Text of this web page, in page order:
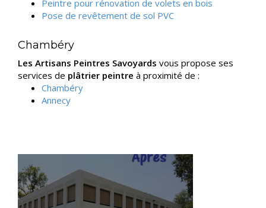
Peintre pour rénovation de volets en bois
Pose de revêtement de sol PVC
Chambéry
Les Artisans Peintres Savoyards vous propose ses
services de plâtrier peintre à proximité de :
Chambéry
Annecy